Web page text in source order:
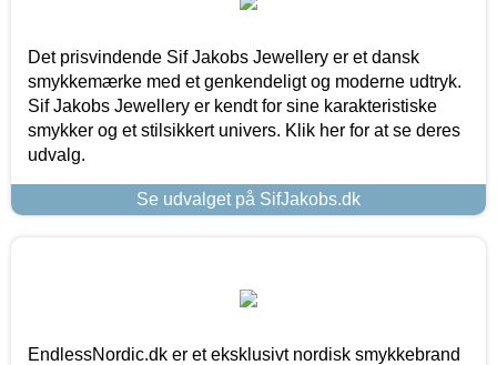
Det prisvindende Sif Jakobs Jewellery er et dansk
smykkemærke med et genkendeligt og moderne udtryk.
Sif Jakobs Jewellery er kendt for sine karakteristiske
smykker og et stilsikkert univers. Klik her for at se deres
udvalg.
Se udvalget på SifJakobs.dk
EndlessNordic.dk er et eksklusivt nordisk smykkebrand